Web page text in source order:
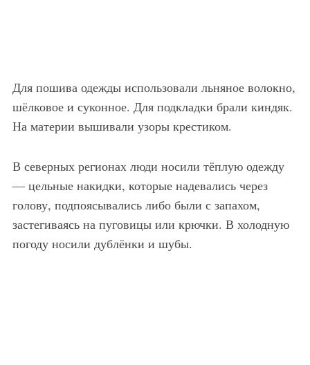
Для пошива одежды использовали льняное волокно,
шёлковое и суконное. Для подкладки брали киндяк.
На материи вышивали узоры крестиком.
В северных регионах люди носили тёплую одежду
— цельные накидки, которые надевались через
голову, подпоясывались либо были с запахом,
застегиваясь на пуговицы или крючки. В холодную
погоду носили дублёнки и шубы.